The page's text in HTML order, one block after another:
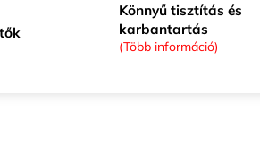
Könnyű tisztítás és
karbantartás
(Több információ)